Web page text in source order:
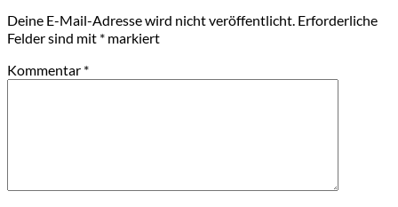
Deine E-Mail-Adresse wird nicht veröffentlicht. Erforderliche
Felder sind mit * markiert
Kommentar *